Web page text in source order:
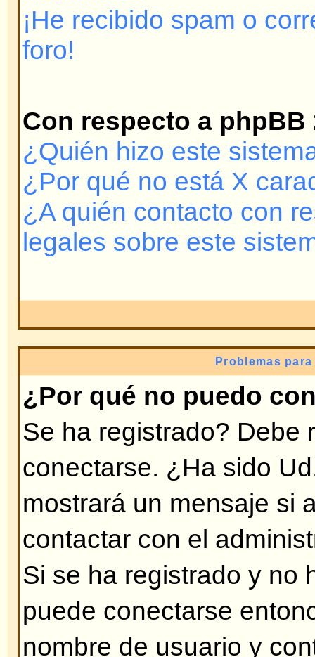
Si se ha registrado y no ha sido
puede conectarse entonces
puede llegar a haber una
foro.
Volver arriba
¿Por qué necesito
No está obligado a hacerlo --
para crear mensajes nuevos o
registrado le da muchas
invitado no difrutaría, como
personalizado (avatar),
subscripción a grupos de
tomará unos segundos y es
hacerlo.
Volver arriba
¿Por qué me desconecta
Si no activa la opción
foro sólo lo mantendrá
tiempo. Esto previene el uso de
personas. Para mantenerse